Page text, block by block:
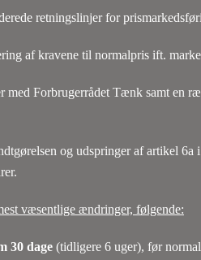
retningslinjer for
af kravene til normalpris ift.
Forbrugerrådet Tænk samt en
og udspringer af artikel
væsentlige ændringer, følgende:
30 dage (tidligere 6 uger), før